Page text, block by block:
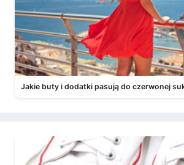
Jakie buty i dodatki pasują do czerwonej